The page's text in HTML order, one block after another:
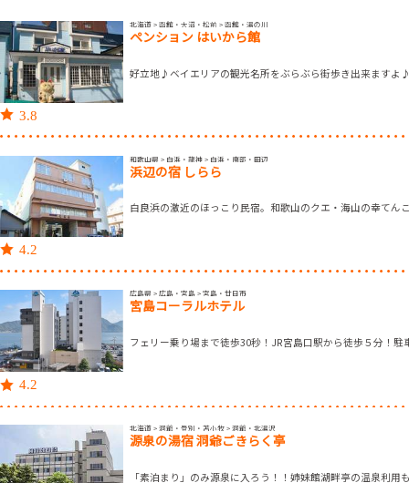
3.8
北海道 > 函館・大沼・松前 > 函館・湯の川
ペンション はいから館
好立地♪ベイエリアの観光名所をぶらぶら街歩き出来ますよ
4.2
和歌山県 > 白浜・龍神 > 白浜・南部・田辺
浜辺の宿 しらら
白良浜の激近のほっこり民宿。和歌山のクエ・海山の幸てん
4.2
広島県 > 広島・宮島 > 宮島・廿日市
宮島コーラルホテル
フェリー乗り場まで徒歩30秒！JR宮島口駅から徒歩５分！駐
北海道 > 洞爺・登別・苫小牧 > 洞爺・北湯沢
源泉の湯宿 洞爺ごきらく亭
「素泊まり」のみ源泉に入ろう！！姉妹館湖畔亭の温泉利用